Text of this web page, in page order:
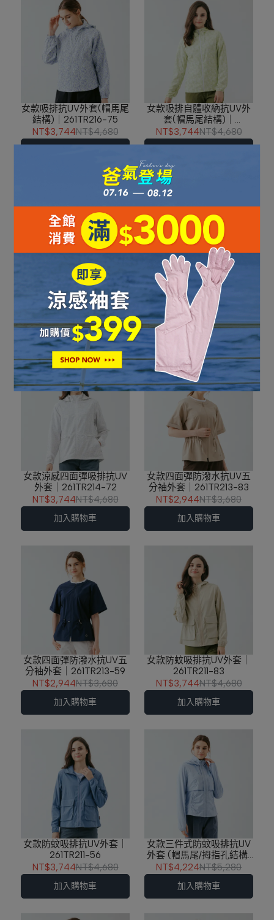
女款吸排抗UV外套(帽馬尾
結構)｜261TR216-75
NT$3,744NT$4,680
女款吸排自體收納抗UV外
套(帽馬尾結構)｜
261TR215-43
NT$3,744NT$4,680
女款吸排自體收納抗UV外
套(帽馬尾結構)｜
261TR215-59
NT$4,680
加入購物車
女款吸排抗UV外套(帽馬尾
結構)｜261TR216-42
NT$3,744
NT$4,680
加入購物車
女款涼感四面彈吸排抗UV
外套｜261TR214-72
NT$3,744NT$4,680
加入購物車
女款四面彈防潑水抗UV五
分袖外套｜261TR213-83
NT$2,944NT$3,680
加入購物車
女款四面彈防潑水抗UV五
分袖外套｜261TR213-59
NT$2,944NT$3,680
加入購物車
女款防蚊吸排抗UV外套｜
261TR211-83
NT$3,744NT$4,680
加入購物車
女款防蚊吸排抗UV外套｜
261TR211-56
NT$3,744NT$4,680
加入購物車
女款三件式防蚊吸排抗UV
外套 (帽馬尾/拇指孔結構)
｜261TR210-52
NT$4,224NT$5,280
加入購物車